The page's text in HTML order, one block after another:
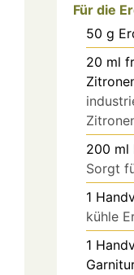
Für die
50 g
20 ml
200 ml
Sorgt
1
kühle
1